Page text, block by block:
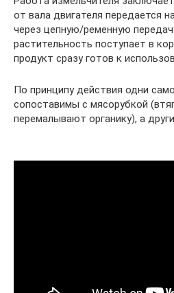
от вала двигателя передается
через цепную/ременную
растительность поступает в
продукт сразу готов к
По принципу действия одни
сопоставимы с мясорубкой
перемалывают органику), а